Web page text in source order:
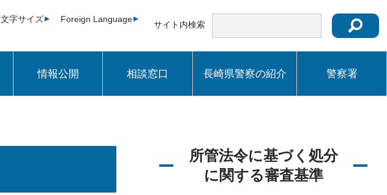
文字サイズ Foreign Language
サイト内検索
情報公開 相談窓口 長崎県警察の紹介 警察署
所管法令に基づく処分
に関する審査基準